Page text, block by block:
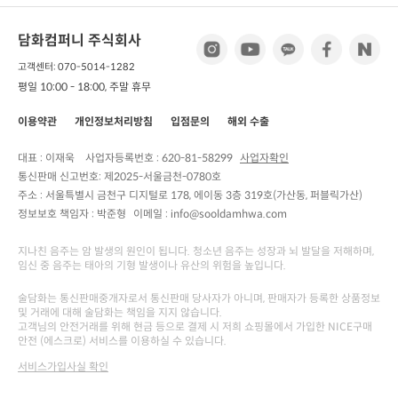
담화컴퍼니 주식회사
고객센터: 070-5014-1282
평일 10:00 - 18:00, 주말 휴무
이용약관 개인정보처리방침 입점문의 해외 수출
대표 : 이재욱 사업자등록번호 : 620-81-58299 사업자확인
통신판매 신고번호: 제2025-서울금천-0780호
주소 : 서울특별시 금천구 디지털로 178, 에이동 3층 319호(가산동, 퍼블릭가산)
정보보호 책임자 : 박준형 이메일 : info@sooldamhwa.com
지나친 음주는 암 발생의 원인이 됩니다. 청소년 음주는 성장과 뇌 발달을 저해하며,
임신 중 음주는 태아의 기형 발생이나 유산의 위험을 높입니다.
술담화는 통신판매중개자로서 통신판매 당사자가 아니며, 판매자가 등록한 상품정보
및 거래에 대해 술담화는 책임을 지지 않습니다.
고객님의 안전거래를 위해 현금 등으로 결제 시 저희 쇼핑몰에서 가입한 NICE구매
안전 (에스크로) 서비스를 이용하실 수 있습니다.
서비스가입사실 확인